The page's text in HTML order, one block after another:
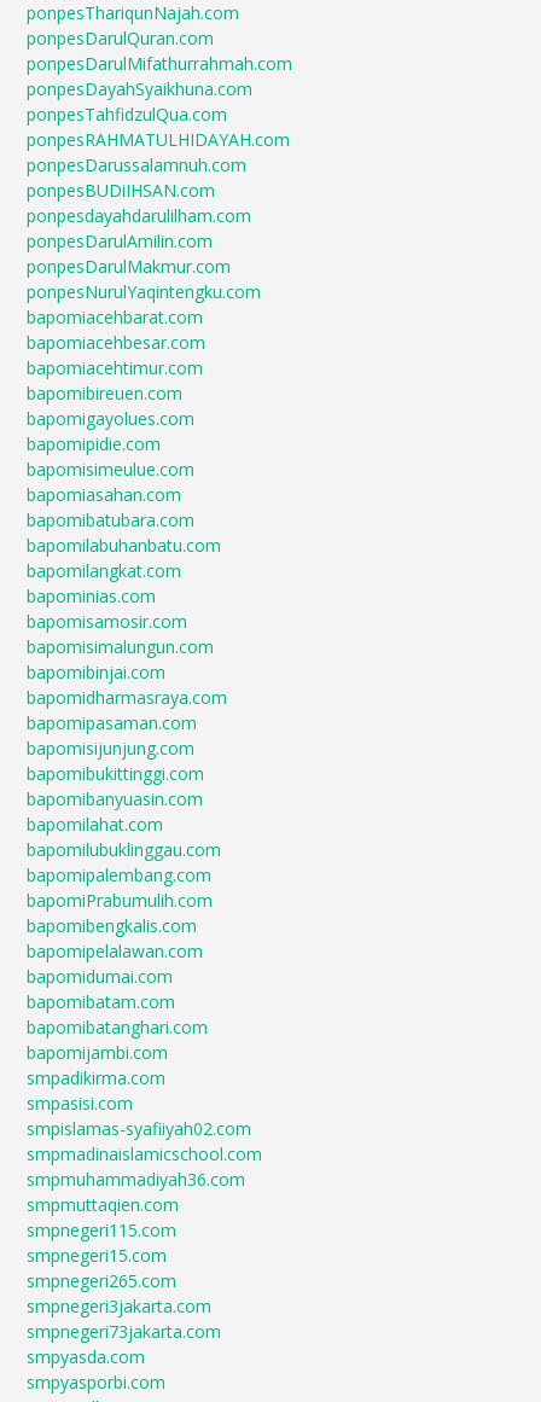
ponpesThariqunNajah.com
ponpesDarulQuran.com
ponpesDarulMifathurrahmah.com
ponpesDayahSyaikhuna.com
ponpesTahfidzulQua.com
ponpesRAHMATULHIDAYAH.com
ponpesDarussalamnuh.com
ponpesBUDiIHSAN.com
ponpesdayahdarulilham.com
ponpesDarulAmilin.com
ponpesDarulMakmur.com
ponpesNurulYaqintengku.com
bapomiacehbarat.com
bapomiacehbesar.com
bapomiacehtimur.com
bapomibireuen.com
bapomigayolues.com
bapomipidie.com
bapomisimeulue.com
bapomiasahan.com
bapomibatubara.com
bapomilabuhanbatu.com
bapomilangkat.com
bapominias.com
bapomisamosir.com
bapomisimalungun.com
bapomibinjai.com
bapomidharmasraya.com
bapomipasaman.com
bapomisijunjung.com
bapomibukittinggi.com
bapomibanyuasin.com
bapomilahat.com
bapomilubuklinggau.com
bapomipalembang.com
bapomiPrabumulih.com
bapomibengkalis.com
bapomipelalawan.com
bapomidumai.com
bapomibatam.com
bapomibatanghari.com
bapomijambi.com
smpadikirma.com
smpasisi.com
smpislamas-syafiiyah02.com
smpmadinaislamicschool.com
smpmuhammadiyah36.com
smpmuttaqien.com
smpnegeri115.com
smpnegeri15.com
smpnegeri265.com
smpnegeri3jakarta.com
smpnegeri73jakarta.com
smpyasda.com
smpyasporbi.com